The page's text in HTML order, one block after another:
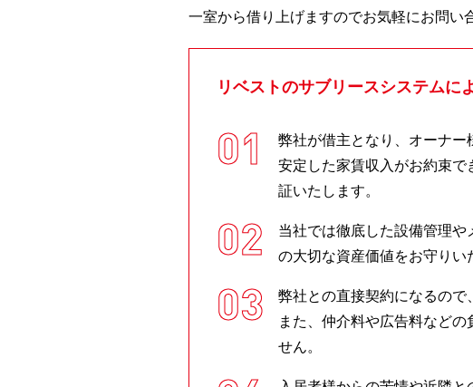
一室から借り上げますのでお気軽にお問い
リベストのサブリースシステムに
弊社が借主となり、オーナー
安定した家賃収入がお約束
証いたします。
当社では徹底した設備管理
の大切な資産価値をお守りい
弊社との直接契約になるので
また、仲介料や広告料など
せん。